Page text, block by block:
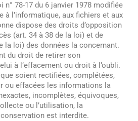
n° 78-17 du 6 janvier 1978 modifiée
à l’informatique, aux fichiers et aux
dispose des droits d’opposition
(art. 34 à 38 de la loi) et de
la loi) des données la concernant.
du droit de retirer son
à l’effacement ou droit à l’oubli.
soient rectifiées, complétées,
ou effacées les informations la
incomplètes, équivoques,
ou l’utilisation, la
est interdite.